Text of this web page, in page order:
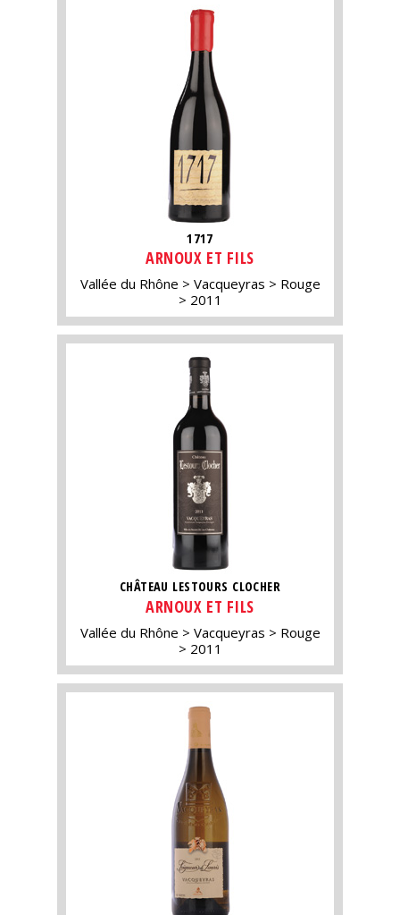
1717
ARNOUX ET FILS
Vallée du Rhône Vacqueyras
Rouge
2011
CHÂTEAU LESTOURS CLOCHER
ARNOUX ET FILS
Vallée du Rhône Vacqueyras
Rouge
2011